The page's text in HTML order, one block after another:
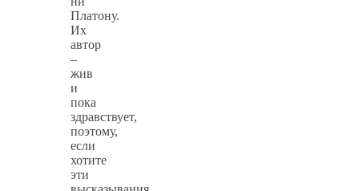
Платону.
Их
автор
–
жив
и
пока
здравствует,
поэтому,
если
хотите
эти